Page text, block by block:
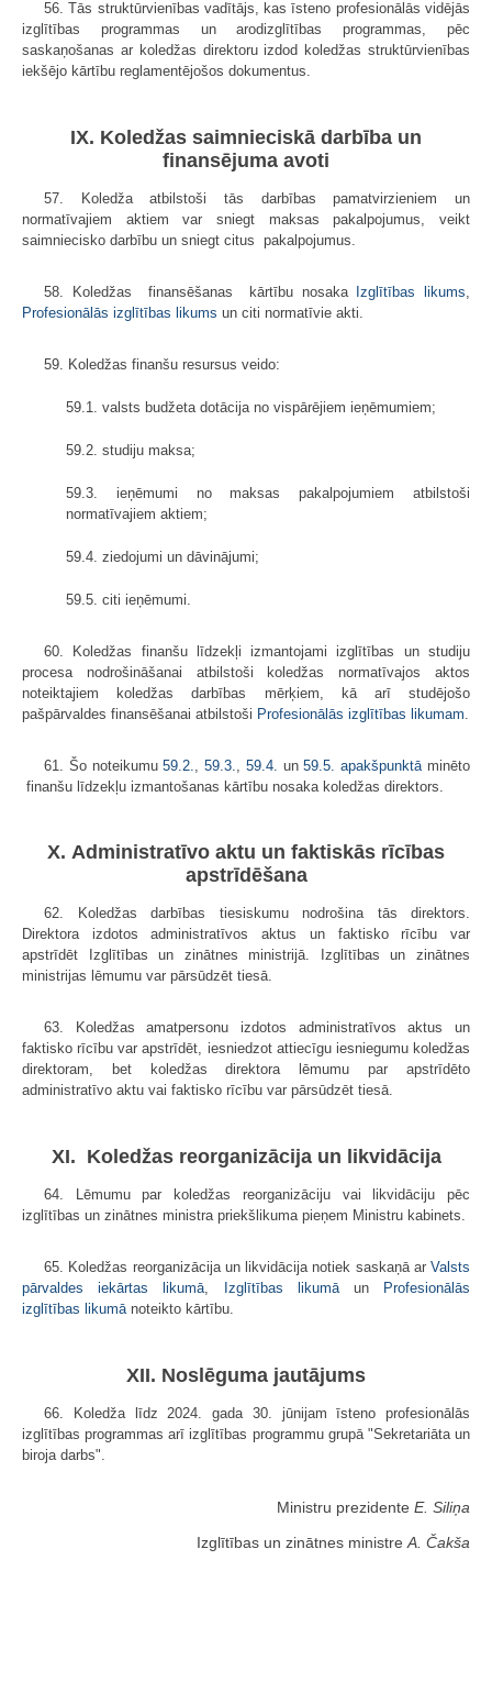
56. Tās struktūrvienības vadītājs, kas īsteno profesionālās vidējās
izglītības programmas un arodizglītības programmas, pēc
saskaņošanas ar koledžas direktoru izdod koledžas struktūrvienības
iekšējo kārtību reglamentējošos dokumentus.
IX. Koledžas saimnieciskā darbība un
finansējuma avoti
57. Koledža atbilstoši tās darbības pamatvirzieniem un
normatīvajiem aktiem var sniegt maksas pakalpojumus, veikt
saimniecisko darbību un sniegt citus pakalpojumus.
58. Koledžas finansēšanas kārtību nosaka Izglītības likums
Profesionālās izglītības likums un citi normatīvie akti.
59. Koledžas finanšu resursus veido:
59.1. valsts budžeta dotācija no vispārējiem ieņēmumiem;
59.2. studiju maksa;
59.3. ieņēmumi no maksas pakalpojumiem atbilstoši
normatīvajiem aktiem;
59.4. ziedojumi un dāvinājumi;
59.5. citi ieņēmumi.
60. Koledžas finanšu līdzekļi izmantojami izglītības un studiju
procesa nodrošināšanai atbilstoši koledžas normatīvajos aktos
noteiktajiem koledžas darbības mērķiem, kā arī studējošo
pašpārvaldes finansēšanai atbilstoši Profesionālās izglītības likumam
61. Šo noteikumu59.2. ,59.3. 59.4. un59.5. apakšpunktā minēto
finanšu līdzekļu izmantošanas kārtību nosaka koledžas direktors.
X. Administratīvo aktu un faktiskās rīcības
apstrīdēšana
62. Koledžas darbības tiesiskumu nodrošina tās direktors.
Direktora izdotos administratīvos aktus un faktisko rīcību var
apstrīdēt Izglītības un zinātnes ministrijā. Izglītības un zinātnes
ministrijas lēmumu var pārsūdzēt tiesā.
63. Koledžas amatpersonu izdotos administratīvos aktus un
faktisko rīcību var apstrīdēt, iesniedzot attiecīgu iesniegumu koledžas
direktoram, bet koledžas direktora lēmumu par apstrīdēto
administratīvo aktu vai faktisko rīcību var pārsūdzēt tiesā.
XI. Koledžas reorganizācija un likvidācija
64. Lēmumu par koledžas reorganizāciju vai likvidāciju pēc
izglītības un zinātnes ministra priekšlikuma pieņem Ministru kabinets.
65. Koledžas reorganizācija un likvidācija notiek saskaņā ar Valsts
pārvaldes iekārtas likumā, Izglītības likumāun
Profesionālās
izglītības likumānoteikto kārtību.
XII. Noslēguma jautājums
66. Koledža līdz 2024. gada 30. jūnijam īsteno profesionālās
izglītības programmas arī izglītības programmu grupā "Sekretariāta un
biroja darbs".
Ministru prezidente E. Siliņa
Izglītības un zinātnes ministre A. Čakša